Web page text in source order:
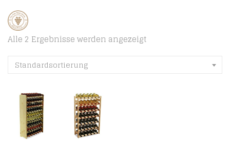
Alle 2 Ergebnisse werden angezeigt
Standardsortierung